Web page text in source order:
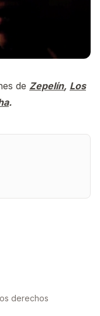
de Zepelín, Los
.
derechos